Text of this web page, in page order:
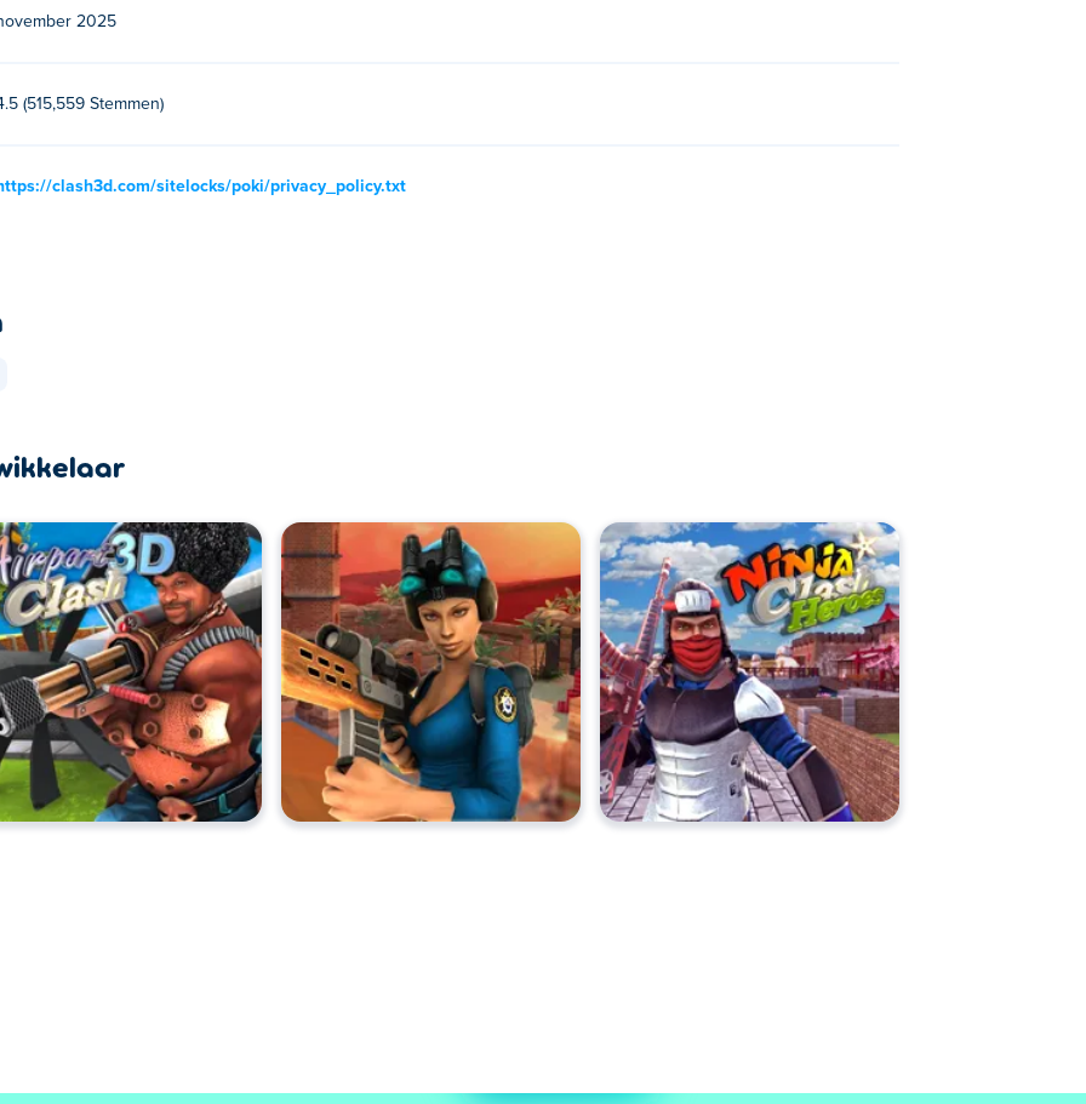
2025
(515,559 Stemmen)
clash3d.com/sitelocks/poki/privacy_policy.txt